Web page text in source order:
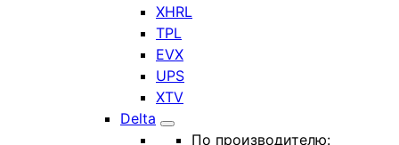
XHRL
TPL
EVX
UPS
XTV
Delta
По производителю: